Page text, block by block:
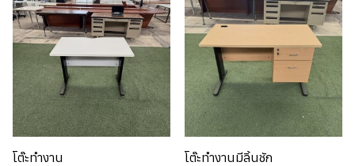
โต๊ะทำงาน
โต๊ะทำงานมีลิ้นชัก